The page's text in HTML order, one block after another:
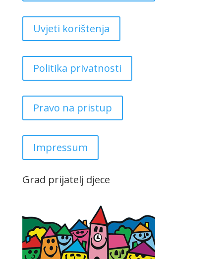
Uvjeti korištenja
Politika privatnosti
Pravo na pristup
Impressum
Grad prijatelj djece